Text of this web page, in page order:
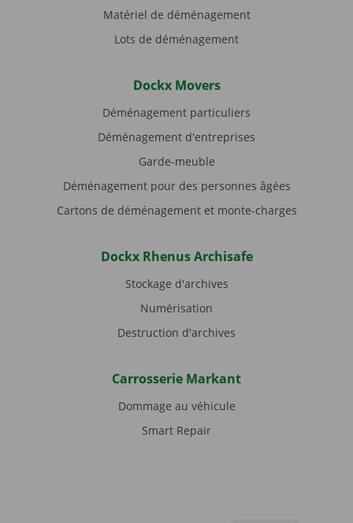
Matériel de déménagement
Lots de déménagement
Dockx Movers
Déménagement particuliers
Déménagement d'entreprises
Garde-meuble
Déménagement pour des personnes âgées
Cartons de déménagement et monte-charges
Dockx Rhenus Archisafe
Stockage d'archives
Numérisation
Destruction d'archives
Carrosserie Markant
Dommage au véhicule
Smart Repair